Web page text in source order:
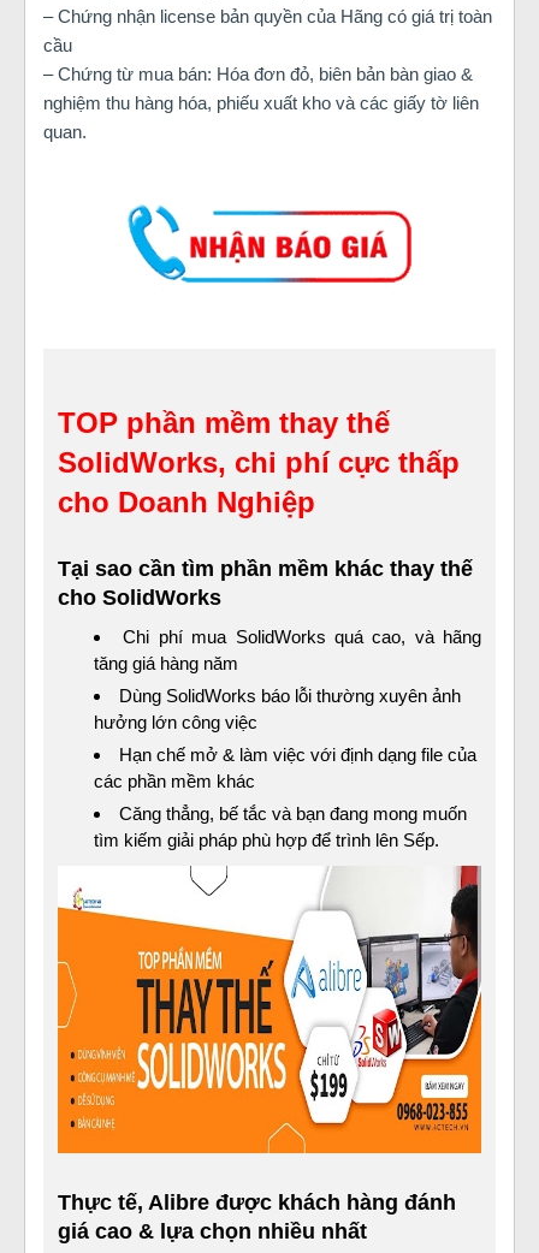
– Chứng nhận license bản quyền của Hãng có giá trị toàn
cầu
– Chứng từ mua bán: Hóa đơn đỏ, biên bản bàn giao &
nghiệm thu hàng hóa, phiếu xuất kho và các giấy tờ liên
quan.
TOP phần mềm thay thế
SolidWorks, chi phí cực thấp
cho Doanh Nghiệp
Tại sao cần tìm phần mềm khác thay thế
cho SolidWorks
Chi phí mua SolidWorks quá cao, và hãng
tăng giá hàng năm
Dùng SolidWorks báo lỗi thường xuyên ảnh
hưởng lớn công việc
Hạn chế mở & làm việc với định dạng file của
các phần mềm khác
Căng thẳng, bế tắc và bạn đang mong muốn
tìm kiếm giải pháp phù hợp để trình lên Sếp.
Thực tế, Alibre được khách hàng đánh
giá cao & lựa chọn nhiều nhất